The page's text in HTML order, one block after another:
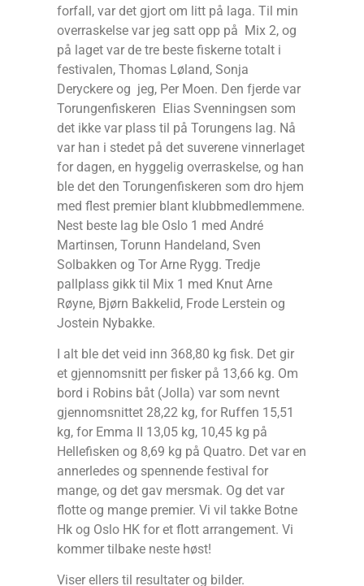
forfall, var det gjort om litt på laga. Til min
overraskelse var jeg satt opp på Mix 2, og
på laget var de tre beste fiskerne totalt i
festivalen, Thomas Løland, Sonja
Deryckere og jeg, Per Moen. Den fjerde var
Torungenfiskeren Elias Svenningsen som
det ikke var plass til på Torungens lag. Nå
var han i stedet på det suverene vinnerlaget
for dagen, en hyggelig overraskelse, og han
ble det den Torungenfiskeren som dro hjem
med flest premier blant klubbmedlemmene.
Nest beste lag ble Oslo 1 med André
Martinsen, Torunn Handeland, Sven
Solbakken og Tor Arne Rygg. Tredje
pallplass gikk til Mix 1 med Knut Arne
Røyne, Bjørn Bakkelid, Frode Lerstein og
Jostein Nybakke.
I alt ble det veid inn 368,80 kg fisk. Det gir
et gjennomsnitt per fisker på 13,66 kg. Om
bord i Robins båt (Jolla) var som nevnt
gjennomsnittet 28,22 kg, for Ruffen 15,51
kg, for Emma II 13,05 kg, 10,45 kg på
Hellefisken og 8,69 kg på Quatro. Det var en
annerledes og spennende festival for
mange, og det gav mersmak. Og det var
flotte og mange premier. Vi vil takke Botne
Hk og Oslo HK for et flott arrangement. Vi
kommer tilbake neste høst!
Viser ellers til resultater og bilder.